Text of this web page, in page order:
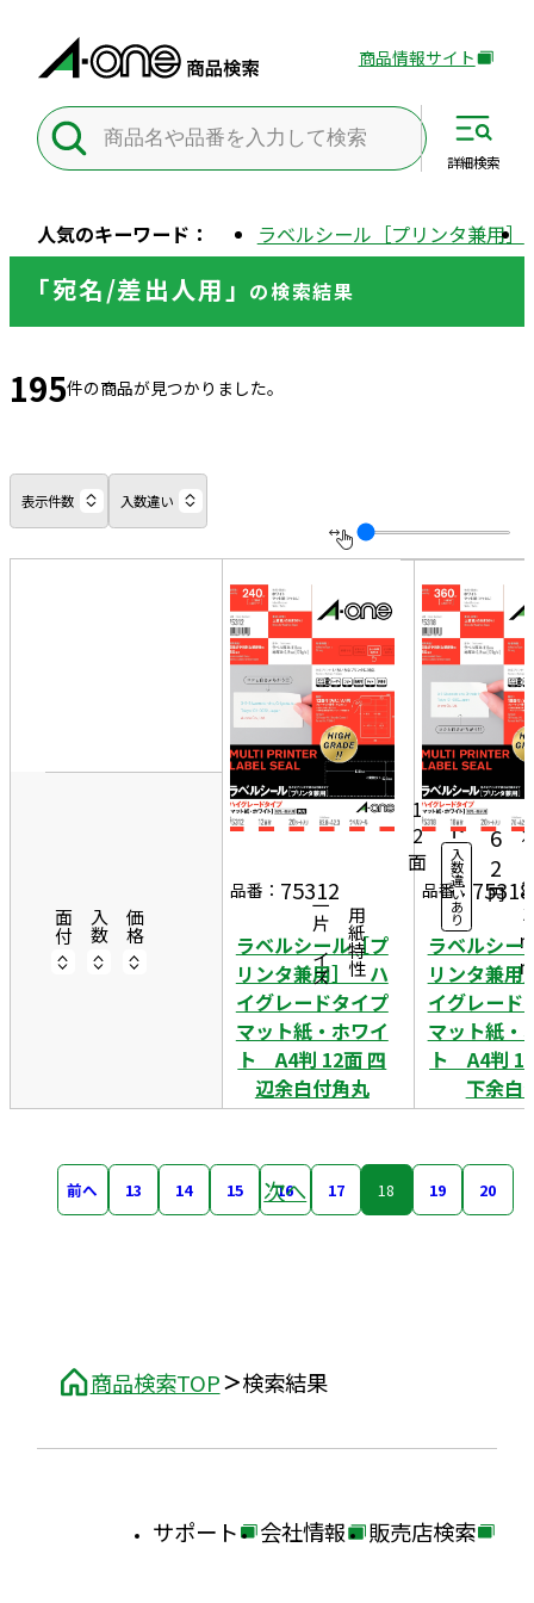
外
サ
別
ン
す
商品情報サイト
人気のキーワード： ラベルシール［プリンタ兼用］
詳細検索
商品検索TOP 検索結果
「宛名/差出人用」 の検索結果
195件の商品が見つかりました。
表示件数 入数違い
面付 入数 価格 一片サイズ用紙特性
品番： 75312
ラベルシール［プ
リンタ兼用］ ハ
イグレードタイプ
マット紙・ホワイ
ト A4判 12面 四
辺余白付角丸
1
2
面
20
シ
ー
ト
入
数
違
い
あ
り
1,
5
6
2
円
8
8
3
品番： 75318
ラベルシー
リンタ兼
イグレード
マット紙・
ト A4判
下余白
前へ 13 14 15 16 17 18 19 20
次へ
外
サポート
外
会社情報
外
販売店検索